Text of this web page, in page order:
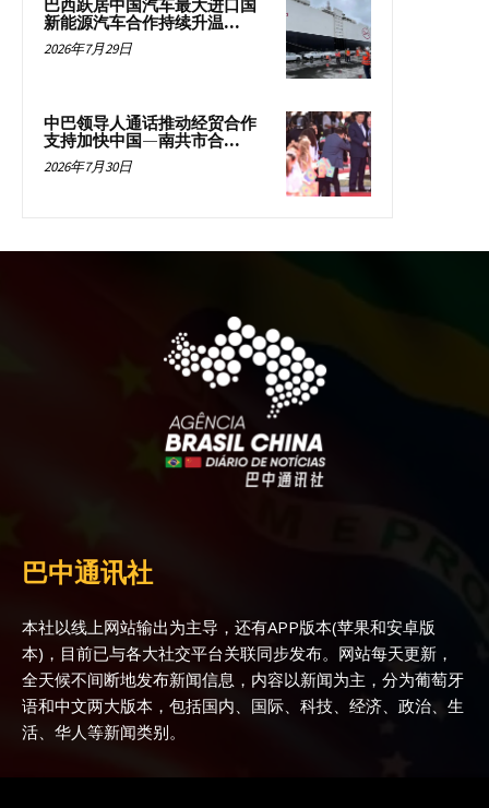
巴西跃居中国汽车最大进口国
新能源汽车合作持续升温...
2026年7月29日
中巴领导人通话推动经贸合作
支持加快中国—南共市合...
2026年7月30日
巴中通讯社
本社以线上网站输出为主导，还有APP版本(苹果和安卓版
本)，目前已与各大社交平台关联同步发布。网站每天更新，
全天候不间断地发布新闻信息，内容以新闻为主，分为葡萄牙
语和中文两大版本，包括国内、国际、科技、经济、政治、生
活、华人等新闻类别。